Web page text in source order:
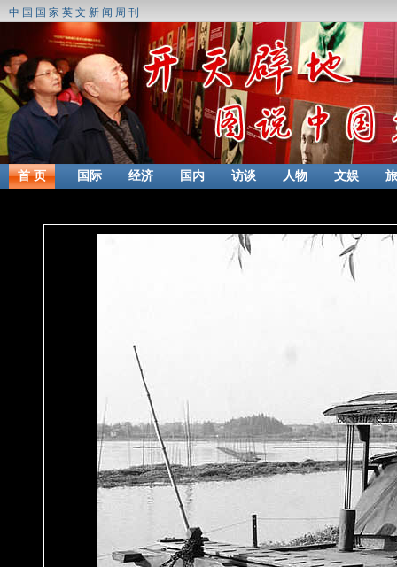
中国国家英文新闻周刊
首 页 国际 经济 国内 访谈 人物 文娱